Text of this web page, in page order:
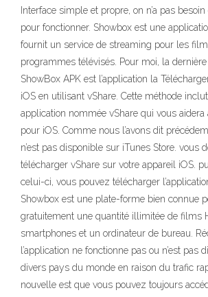
Interface simple et propre, on n’a pas
pour fonctionner. Showbox est une
fournit un service de streaming pour les
programmes télévisés. Pour moi, la
ShowBox APK est l’application la
iOS en utilisant vShare. Cette méthode
application nommée vShare qui vous aidera
pour iOS. Comme nous l’avons dit
n’est pas disponible sur iTunes Store. vous
télécharger vShare sur votre appareil iOS.
celui-ci, vous pouvez télécharger
Showbox est une plate-forme bien connue
gratuitement une quantité illimitée de films
smartphones et un ordinateur de bureau.
l’application ne fonctionne pas ou n’est pas
divers pays du monde en raison du trafic
nouvelle est que vous pouvez toujours